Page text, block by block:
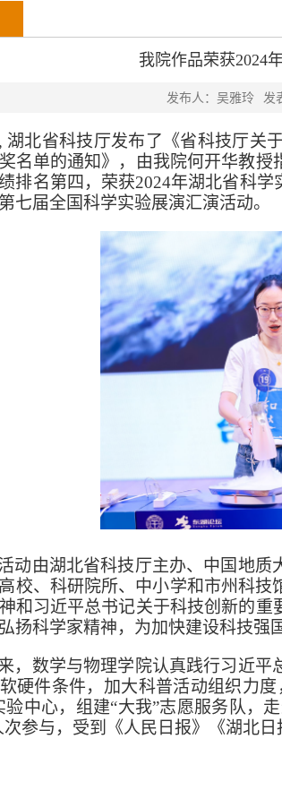
我院作品荣获2024
发布人：吴雅玲 发
, 湖北省科技厅发布了《省科技厅关
名单的通知》，由我院何开华教
排名第四，荣获2024年湖北省科学
七届全国科学实验展演汇演活动。
动由湖北省科技厅主办、中国地
校、科研院所、中小学和市州科技
和习近平总书记关于科技创新的
扬科学家精神，为加快建设科技强
，数学与物理学院认真践行习近平
硬件条件，加大科普活动组织力
验中心，组建“大我”志愿服务队，
次参与，受到《人民日报》《湖北日